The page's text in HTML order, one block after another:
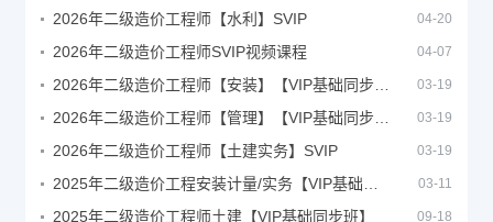
2026年二级造价工程师【水利】SVIP 04-20
2026年二级造价工程师SVIP视频课程 04-07
03-19
03-19
2026年二级造价工程师【土建实务】SVIP 03-19
03-11
2025年二级造价工程师土建【VIP基础同步班】 09-18